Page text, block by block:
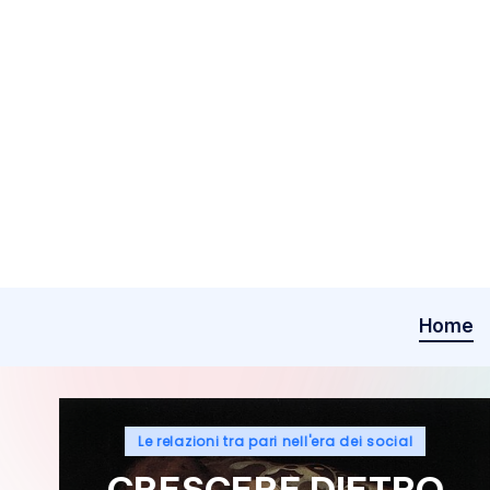
Home
Posted
in
Le relazioni tra pari nell'era dei social